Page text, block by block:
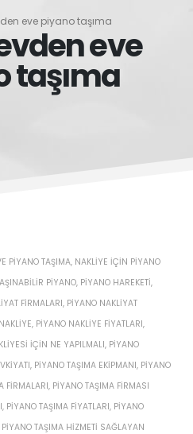
eve piyano taşıma
eve
taşıma
PIYANO TAŞIMA, NAKLIYE IÇIN PIYANO
PIYANO, PIYANO HAREKETI,
FIRMALARI, PIYANO NAKLIYAT
, PIYANO NAKLIYE FIYATLARI,
IÇIN NE YAPILMALI, PIYANO
, PIYANO TAŞIMA EKIPMANI, PIYANO
FIRMALARI, PIYANO TAŞIMA FIRMASI
, PIYANO TAŞIMA FIYATLARI, PIYANO
PIYANO TAŞIMA HIZMETI SAĞLAYAN